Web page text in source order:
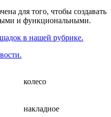
для того, чтобы создавать
и функциональными.
в нашей рубрике.
колесо
накладное